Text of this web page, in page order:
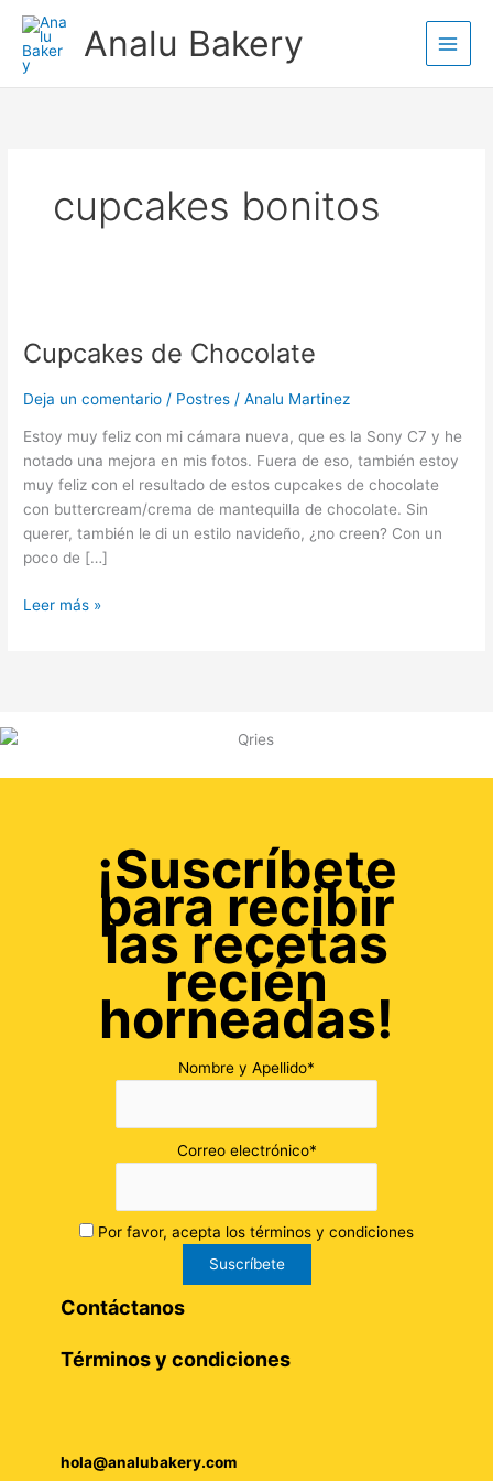
contenido
Analu Bakery
cupcakes bonitos
Cupcakes de Chocolate
Deja un comentario / Postres /Analu Martinez
Estoy muy feliz con mi cámara nueva, que es la Sony C7 y he
notado una mejora en mis fotos. Fuera de eso, también estoy
muy feliz con el resultado de estos cupcakes de chocolate
con buttercream/crema de mantequilla de chocolate. Sin
querer, también le di un estilo navideño, ¿no creen? Con un
poco de […]
Chocolate
Leer más »
¡Suscríbete
para recibir
las recetas
recién
horneadas!
Nombre y Apellido*
Correo electrónico*
Por favor, acepta los términos y condiciones
Contáctanos
Términos y condiciones
hola@analubakery.com